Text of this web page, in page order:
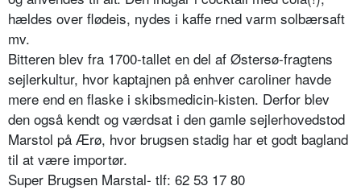
hældes over flø­deis, nydes i kaffe rned varm solbærsaft
mv.
Bitte­ren blev fra 1700-tallet en del af Østersø-fragtens
sejlerkultur, hvor kaptajnen på enhver caroliner havde
mere end en flaske i skibsmedicin-kisten. Derfor blev
den også kendt og værdsat i den gam­le sejlerhovedstod
Marstol på Ærø, hvor brugsen stadig har et godt bagland
til at være importør.
Super Brugsen Marstal- tlf: 62 53 17 80